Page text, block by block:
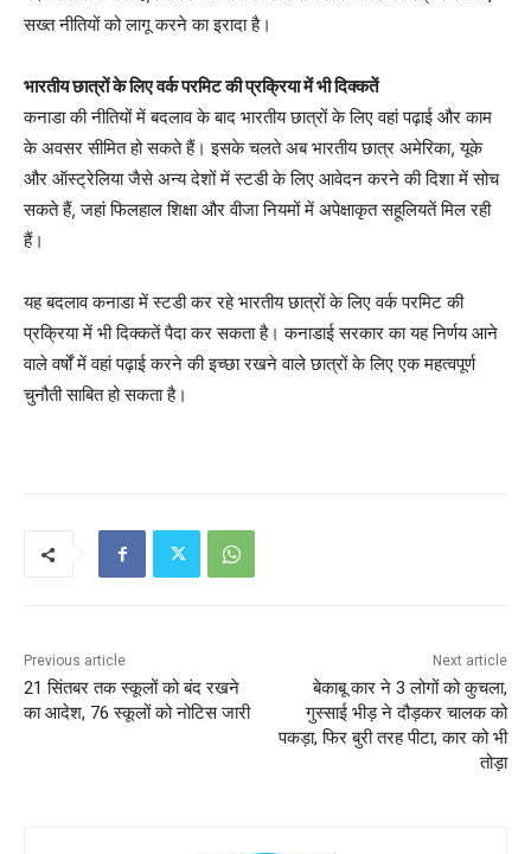
सख्त नीतियों को लागू करने का इरादा है।
भारतीय छात्रों के लिए वर्क परमिट की प्रक्रिया में भी दिक्कतें
कनाडा की नीतियों में बदलाव के बाद भारतीय छात्रों के लिए वहां पढ़ाई और काम
के अवसर सीमित हो सकते हैं। इसके चलते अब भारतीय छात्र अमेरिका, यूके
और ऑस्ट्रेलिया जैसे अन्य देशों में स्टडी के लिए आवेदन करने की दिशा में सोच
सकते हैं, जहां फिलहाल शिक्षा और वीजा नियमों में अपेक्षाकृत सहूलियतें मिल रही
हैं।
यह बदलाव कनाडा में स्टडी कर रहे भारतीय छात्रों के लिए वर्क परमिट की
प्रक्रिया में भी दिक्कतें पैदा कर सकता है। कनाडाई सरकार का यह निर्णय आने
वाले वर्षों में वहां पढ़ाई करने की इच्छा रखने वाले छात्रों के लिए एक महत्वपूर्ण
चुनौती साबित हो सकता है।
Previous article
21 सिंतबर तक स्कूलों को बंद रखने
का आदेश, 76 स्कूलों को नोटिस जारी
Next article
बेकाबू कार ने 3 लोगों को कुचला,
गुस्साई भीड़ ने दौड़कर चालक को
पकड़ा, फिर बुरी तरह पीटा, कार को भी
तोड़ा